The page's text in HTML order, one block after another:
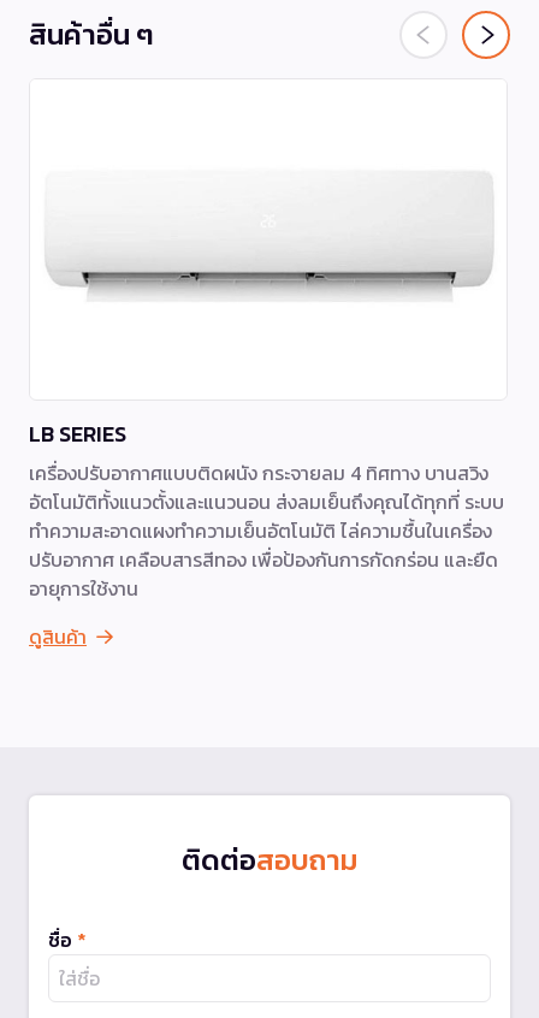
สินค้าอื่น ๆ
LB SERIES
เครื่องปรับอากาศแบบติดผนัง กระจายลม 4 ทิศทาง บานสวิง
อัตโนมัติทั้งแนวตั้งและแนวนอน ส่งลมเย็นถึงคุณได้ทุกที่ ระบบ
ทำความสะอาดแผงทำความเย็นอัตโนมัติ ไล่ความชื้นในเครื่อง
ปรับอากาศ เคลือบสารสีทอง เพื่อป้องกันการกัดกร่อน และยืด
อายุการใช้งาน
ดูสินค้า
ติดต่อสอบถาม
ชื่อ *